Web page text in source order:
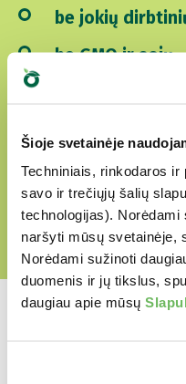
Šioje svetainėje
Techniniais, rinkodaros
savo ir trečiųjų šalių
technologijas).
naršyti mūsų svetainėje,
Norėdami sužinoti
duomenis ir jų tikslus,
daugiau apie mūsų
be jokių
be GMO ir sojų
ATRSAKITE MŪSŲ